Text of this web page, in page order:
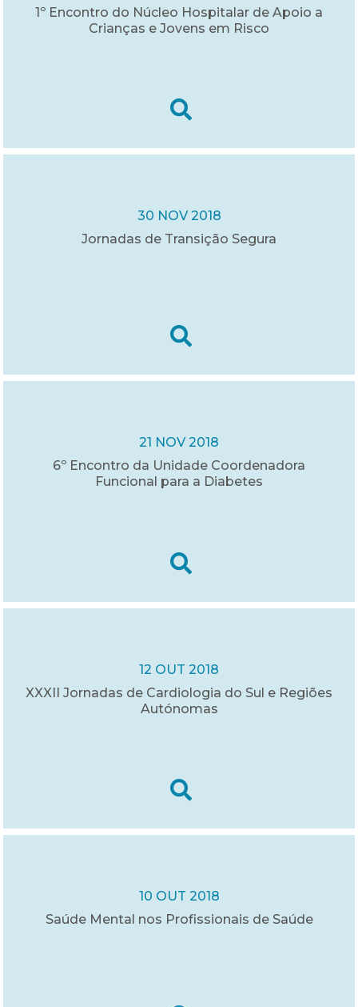
1º Encontro do Núcleo Hospitalar de Apoio a
Crianças e Jovens em Risco
30 NOV 2018
Jornadas de Transição Segura
21 NOV 2018
6º Encontro da Unidade Coordenadora
Funcional para a Diabetes
12 OUT 2018
XXXII Jornadas de Cardiologia do Sul e Regiões
Autónomas
10 OUT 2018
Saúde Mental nos Profissionais de Saúde